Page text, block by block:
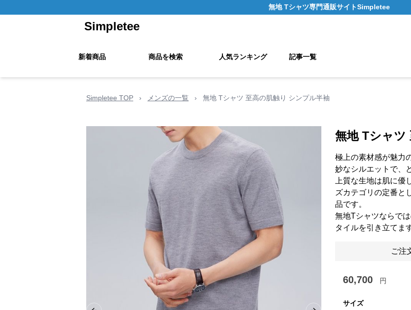
無地 Tシャツ専門通販サイトSimpletee
Simpletee
新着商品 商品を検索 人気ランキング 記事一覧
Simpletee TOP › メンズの一覧 › 無地 Tシャツ 至高の肌触り シンプル半袖
無地 Tシャツ
極上の素材感が魅力
妙なシルエットで、
上質な生地は肌に
ズカテゴリの定番と
品です。
無地Tシャツならで
タイルを引き立てま
ご注
60,700 円
サイズ